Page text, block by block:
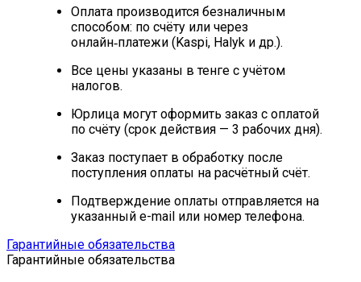
Оплата производится безналичным
способом: по счёту или через
онлайн‑платежи (Kaspi, Halyk и др.).
Все цены указаны в тенге с учётом
налогов.
Юрлица могут оформить заказ с оплатой
по счёту (срок действия — 3 рабочих дня).
Заказ поступает в обработку после
поступления оплаты на расчётный счёт.
Подтверждение оплаты отправляется на
указанный e-mail или номер телефона.
Гарантийные обязательства
Гарантийные обязательства